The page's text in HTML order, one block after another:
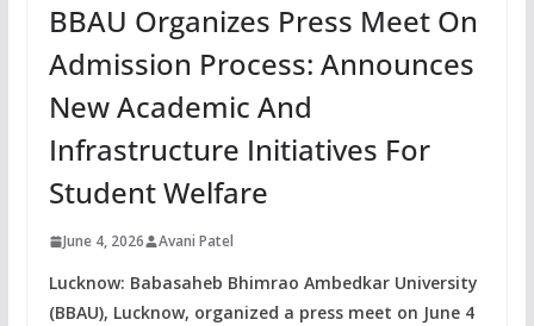
BBAU Organizes Press Meet On
Admission Process: Announces
New Academic And
Infrastructure Initiatives For
Student Welfare
June 4, 2026 Avani Patel
Lucknow: Babasaheb Bhimrao Ambedkar University
(BBAU), Lucknow, organized a press meet on June 4